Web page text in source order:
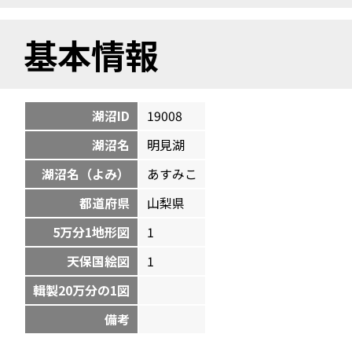
基本情報
湖沼ID
19008
湖沼名
明見湖
湖沼名（よみ）
あすみこ
都道府県
山梨県
5万分1地形図
1
天保国絵図
1
輯製20万分の1図
備考